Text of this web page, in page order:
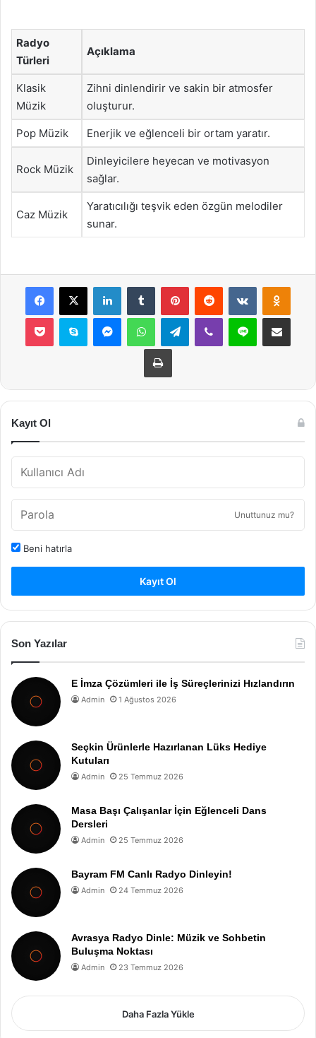
Radyo
Türleri
Açıklama
Klasik
Müzik
Zihni dinlendirir ve sakin bir atmosfer
oluşturur.
Pop Müzik Enerjik ve eğlenceli bir ortam yaratır.
Rock Müzik
Dinleyicilere heyecan ve motivasyon
sağlar.
Caz Müzik
Yaratıcılığı teşvik eden özgün melodiler
sunar.
Facebook
X LinkedInTumblr PinterestReddit VKontakte
Pocket Skype MessengerWhatsAppTelegramViber Line E-Posta ile
Yazdır
Kayıt Ol
Unuttunuz mu?
Beni hatırla
Kayıt Ol
Son Yazılar
E İmza Çözümleri ile İş Süreçlerinizi Hızlandırın
Admin 1 Ağustos 2026
Seçkin Ürünlerle Hazırlanan Lüks Hediye
Kutuları
Admin 25 Temmuz 2026
Masa Başı Çalışanlar İçin Eğlenceli Dans
Dersleri
Admin 25 Temmuz 2026
Bayram FM Canlı Radyo Dinleyin!
Admin 24 Temmuz 2026
Avrasya Radyo Dinle: Müzik ve Sohbetin
Buluşma Noktası
Admin 23 Temmuz 2026
Daha Fazla Yükle